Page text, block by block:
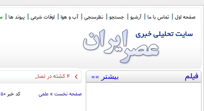
صفحه اول تماس با ما آرشیو جستجو نظرسنجی آب و هوا اوقات شرعی پیوند ها
فیلم بیشتر »» ۴ کشته در تصادف جاده اهواز خرمشهر
صفحه نخست » علمی کد خبر